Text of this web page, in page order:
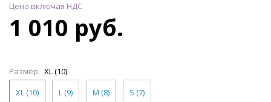
Цена включая НДС
1 010 руб.
Размер: XL (10)
XL (10)
L (9) M (8) S (7)